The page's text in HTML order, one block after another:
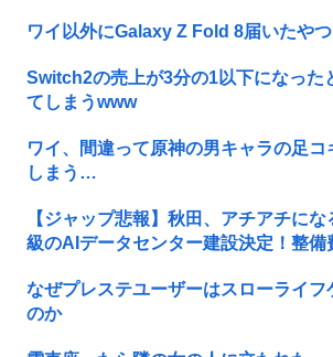
ワイ以外にGalaxy Z Fold 8届いたやつ
Switch2の売上が3分の1以下になった
てしまうwww
ワイ、間違って原神の男キャラの足コ
しまう…
【ジャップ悲報】秋田、アチアチに
級のAIデータセンター建設決定！整備
なぜプレステユーザーはスローライフ
のか